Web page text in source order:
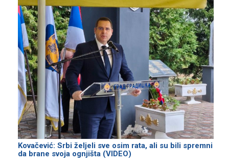
Kovačević: Srbi željeli sve osim rata, ali su bili spremni
da brane svoja ognjišta (VIDEO)